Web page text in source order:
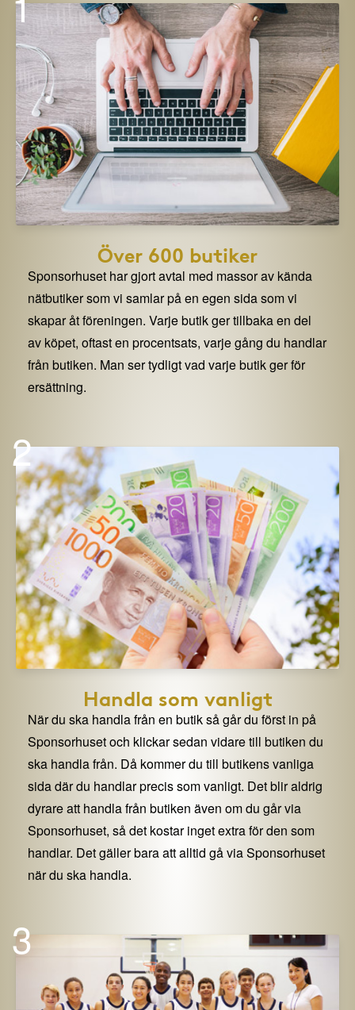
Över 600 butiker
Sponsorhuset har gjort avtal med massor av kända
nätbutiker som vi samlar på en egen sida som vi
skapar åt föreningen. Varje butik ger tillbaka en del
av köpet, oftast en procentsats, varje gång du handlar
från butiken. Man ser tydligt vad varje butik ger för
ersättning.
2
Handla som vanligt
När du ska handla från en butik så går du först in på
Sponsorhuset och klickar sedan vidare till butiken du
ska handla från. Då kommer du till butikens vanliga
sida där du handlar precis som vanligt. Det blir aldrig
dyrare att handla från butiken även om du går via
Sponsorhuset, så det kostar inget extra för den som
handlar. Det gäller bara att alltid gå via Sponsorhuset
när du ska handla.
3